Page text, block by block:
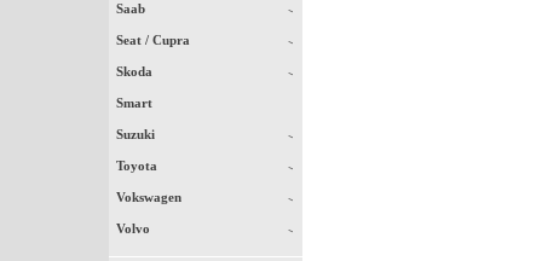
Saab
Seat / Cupra
Skoda
Smart
Suzuki
Toyota
Vokswagen
Volvo